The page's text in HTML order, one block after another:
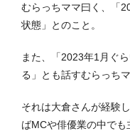
むらっちママ曰く、「
状態」とのこと。
また、「2023年1月ぐ
る」とも話すむらっちマ
それは大倉さんが経験
ばMCや俳優業の中で